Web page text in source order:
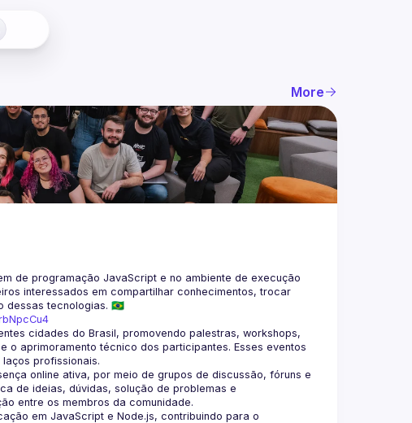
More
de programação JavaScript e no ambiente de execução
interessados em compartilhar conhecimentos, trocar
cidades do Brasil, promovendo palestras, workshops,
aprimoramento técnico dos participantes. Esses eventos
online ativa, por meio de grupos de discussão, fóruns e
de ideias, dúvidas, solução de problemas e
em JavaScript e Node.js, contribuindo para o